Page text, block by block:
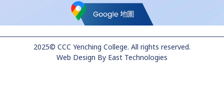
2025© CCC Yenching College. All rights reserved.
Web Design By East Technologies